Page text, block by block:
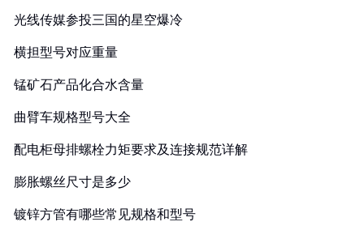
光线传媒参投三国的星空爆冷
横担型号对应重量
锰矿石产品化合水含量
曲臂车规格型号大全
配电柜母排螺栓力矩要求及连接规范详解
膨胀螺丝尺寸是多少
镀锌方管有哪些常见规格和型号